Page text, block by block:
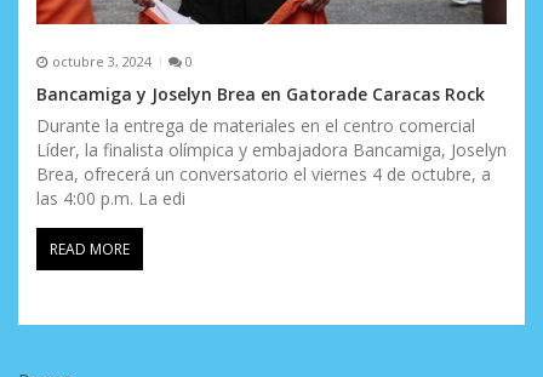
octubre 3, 2024 0
Bancamiga y Joselyn Brea en Gatorade Caracas Rock
Durante la entrega de materiales en el centro comercial
Líder, la finalista olímpica y embajadora Bancamiga, Joselyn
Brea, ofrecerá un conversatorio el viernes 4 de octubre, a
las 4:00 p.m. La edi
READ MORE